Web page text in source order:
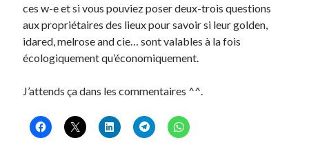
ces w-e et si vous pouviez poser deux-trois questions
aux propriétaires des lieux pour savoir si leur golden,
idared, melrose and cie… sont valables à la fois
écologiquement qu’économiquement.
J’attends ça dans les commentaires ^^.